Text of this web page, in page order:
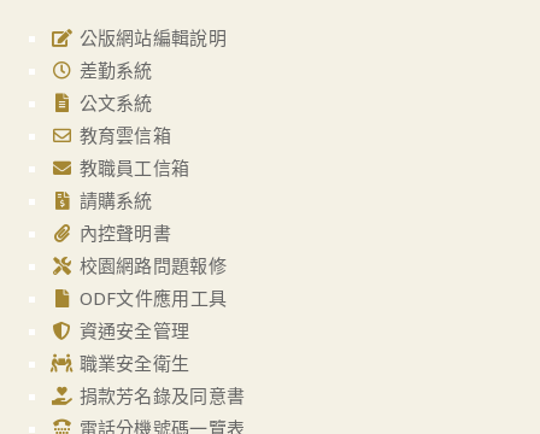
公版網站編輯說明
差勤系統
公文系統
教育雲信箱
教職員工信箱
請購系統
內控聲明書
校園網路問題報修
ODF文件應用工具
資通安全管理
職業安全衛生
捐款芳名錄及同意書
電話分機號碼一覽表